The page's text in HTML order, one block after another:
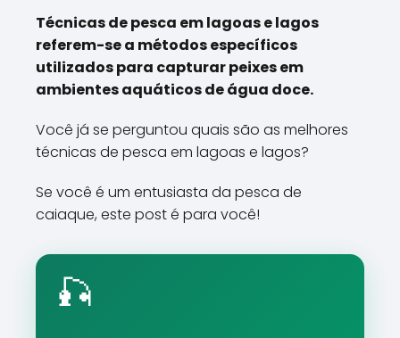
Técnicas de pesca em lagoas e lagos
referem-se a métodos específicos
utilizados para capturar peixes em
ambientes aquáticos de água doce.
Você já se perguntou quais são as melhores
técnicas de pesca em lagoas e lagos?
Se você é um entusiasta da pesca de
caiaque, este post é para você!
🎣